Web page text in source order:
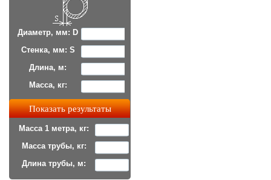
Диаметр, мм: D
Стенка, мм: S
Длина, м:
Масса, кг:
Масса 1 метра, кг:
Масса трубы, кг:
Длина трубы, м: